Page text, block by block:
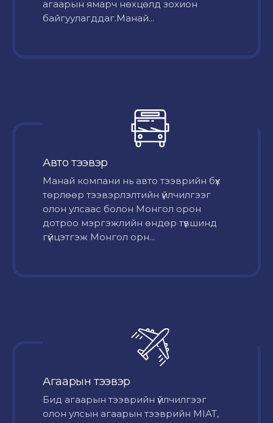
агаарын ямарч нөхцөлд зохион
байгуулагддаг.Манай...
Авто тээвэр
Mанай компани нь авто тээврийн бүх
төрлөөр тээвэрлэлтийн үйлчилгээг
олон улсаас болон Монгол орон
дотроо мэргэжлийн өндөр түвшинд
гүйцэтгэж Монгол орн...
Агаарын тээвэр
Бид агаарын тээврийн үйлчилгээг
олон улсын агаарын тээврийн MIAT,